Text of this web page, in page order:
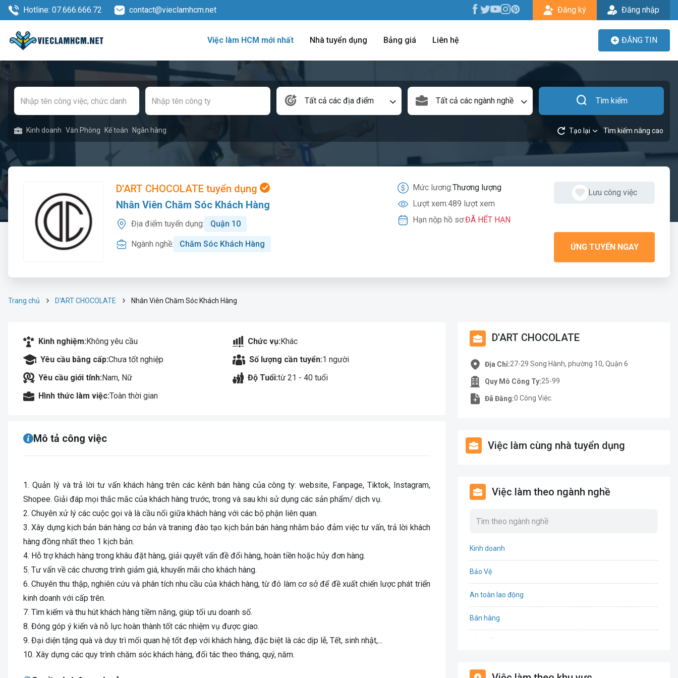
Hotline: 07.666.666.72 contact@vieclamhcm.net Đăng ký Đăng nhập
Việc làm HCM mới nhất Nhà tuyển dụng Bảng giá Liên hệ ĐĂNG TIN
Tất cả các địa điểm Tất cả các ngành nghề Tìm kiếm
Kinh doanh Văn Phòng Kế toán Ngân hàng Tạo lại Tìm kiếm nâng cao
D'ART CHOCOLATE tuyển dụng
Nhân Viên Chăm Sóc Khách Hàng
Địa điểm tuyển dụng: Quận 10
Ngành nghề: Chăm Sóc Khách Hàng
Mức lương:Thương lượng
Lượt xem:489 lượt xem
Hạn nộp hồ sơ:ĐÃ HẾT HẠN
Lưu công việc
ỨNG TUYỂN NGAY
Trang chủ D'ART CHOCOLATE Nhân Viên Chăm Sóc Khách Hàng
Kinh nghiệm:Không yêu cầu Chức vụ:Khác
Yêu cầu bằng cấp:Chưa tốt nghiệp Số lượng cần tuyển:1 người
Yêu cầu giới tính:Nam, Nữ Độ Tuổi:từ 21 - 40 tuổi
Hình thức làm việc:Toàn thời gian
Mô tả công việc
1. Quản lý và trả lời tư vấn khách hàng trên các kênh bán hàng của công ty: website, Fanpage, Tiktok, Instagram,
Shopee. Giải đáp mọi thắc mắc của khách hàng trước, trong và sau khi sử dụng các sản phẩm/ dịch vụ.
2. Chuyên xử lý các cuộc gọi và là cầu nối giữa khách hàng với các bộ phận liên quan.
3. Xây dựng kịch bản bán hàng cơ bản và traning đào tạo kịch bản bán hàng nhằm bảo đảm việc tư vấn, trả lời khách
hàng đồng nhất theo 1 kịch bản.
4. Hỗ trợ khách hàng trong khâu đặt hàng, giải quyết vấn đề đổi hàng, hoàn tiền hoặc hủy đơn hàng.
5. Tư vấn về các chương trình giảm giá, khuyến mãi cho khách hàng.
6. Chuyên thu thập, nghiên cứu và phân tích nhu cầu của khách hàng, từ đó làm cơ sở để đề xuất chiến lược phát triển
kinh doanh với cấp trên.
7. Tìm kiếm và thu hút khách hàng tiềm năng, giúp tối ưu doanh số.
8. Đóng góp ý kiến và nỗ lực hoàn thành tốt các nhiệm vụ được giao.
9. Đại diện tặng quà và duy trì mối quan hệ tốt đẹp với khách hàng, đặc biệt là các dịp lễ, Tết, sinh nhật,...
10. Xây dựng các quy trình chăm sóc khách hàng, đối tác theo tháng, quý, năm.
D'ART CHOCOLATE
Địa Chỉ:27-29 Song Hành, phường 10, Quận 6
Quy Mô Công Ty:25-99
Đã Đăng:0 Công Việc.
Việc làm cùng nhà tuyển dụng
Việc làm theo ngành nghề
Kinh doanh
Bảo Vệ
An toàn lao động
Bán hàng